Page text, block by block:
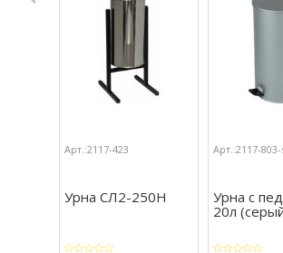
Арт.:2117-423
Урна СЛ2-250Н
Арт.:2117-
Урна с
20л